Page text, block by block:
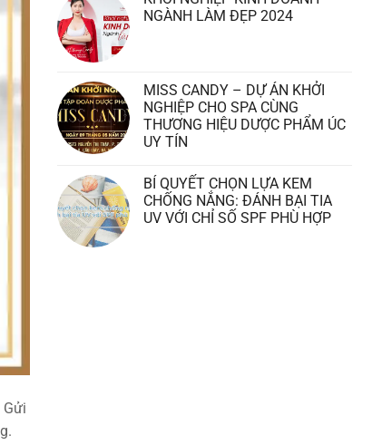
NGÀNH LÀM ĐẸP 2024
MISS CANDY – DỰ ÁN KHỞI
NGHIỆP CHO SPA CÙNG
THƯƠNG HIỆU DƯỢC PHẨM ÚC
UY TÍN
BÍ QUYẾT CHỌN LỰA KEM
CHỐNG NẮNG: ĐÁNH BẠI TIA
UV VỚI CHỈ SỐ SPF PHÙ HỢP